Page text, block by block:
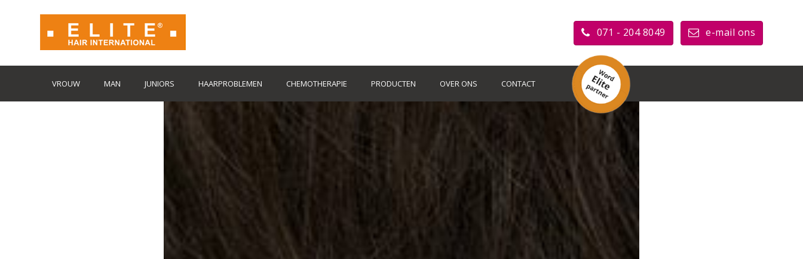
071 - 204 8049 e-mail ons
VROUW MAN JUNIORS HAARPROBLEMEN CHEMOTHERAPIE PRODUCTEN OVER ONS CONTACT